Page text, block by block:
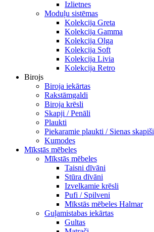
Izlietnes
Moduļu sistēmas
Kolekcija Greta
Kolekcija Gamma
Kolekcija Olga
Kolekcija Soft
Kolekcija Livia
Kolekcija Retro
Birojs
Biroja iekārtas
Rakstāmgaldi
Biroja krēsli
Skapji / Penāli
Plaukti
Piekaramie plaukti / Sienas skapiši
Kumodes
Mīkstās mēbeles
Mīkstās mēbeles
Taisni dīvāni
Stūra dīvāni
Izvelkamie krēsli
Pufi / Spilveni
Mīkstās mēbeles Halmar
Guļamistabas iekārtas
Gultas